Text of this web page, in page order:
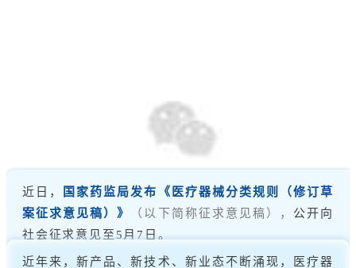
近日，
国家药监局发布《医疗器械分类规则（修订草
案征求意见稿）》
（以下简称征求意见稿）， 公开向
社会征求意见至5月7日。
近年来，新产品、新技术、新业态不断涌现，医疗器